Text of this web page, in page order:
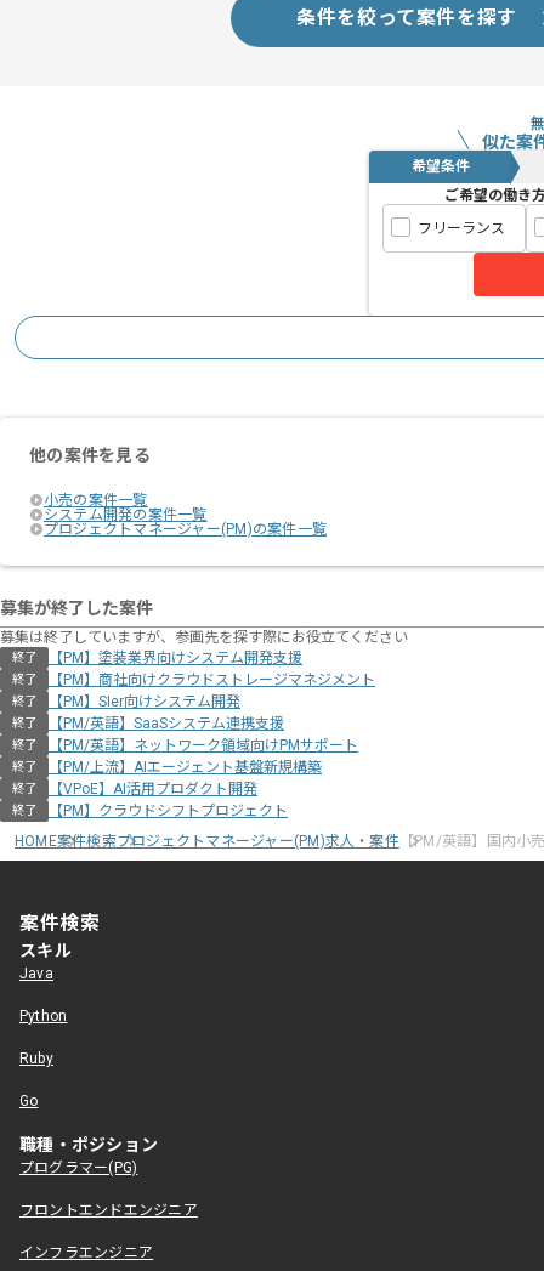
条件を絞って案件を探す
似た案
希望条件
ご希望の働き
フリーランス
他の案件を見る
小売の案件一覧
システム開発の案件一覧
プロジェクトマネージャー(PM)の案件一覧
募集が終了した案件
募集は終了していますが、参画先を探す際にお役立てください
終了 【PM】塗装業界向けシステム開発支援
終了 【PM】商社向けクラウドストレージマネジメント
終了 【PM】SIer向けシステム開発
終了 【PM/英語】SaaSシステム連携支援
終了 【PM/英語】ネットワーク領域向けPMサポート
終了 【PM/上流】AIエージェント基盤新規構築
終了 【VPoE】AI活用プロダクト開発
終了
【PM】クラウドシフトプロジェクト
HOME案件検索プロジェクトマネージャー(PM)求人・案件【PM/英語】国内小
案件検索
スキル
Java
Python
Ruby
Go
職種・ポジション
プログラマー(PG)
フロントエンドエンジニア
インフラエンジニア